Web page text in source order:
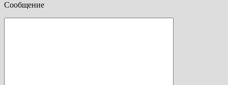
Сообщение